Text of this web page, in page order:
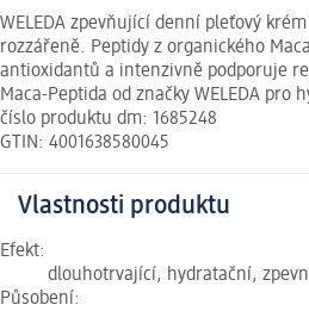
WELEDA zpevňující denní pleťový
rozzářeně. Peptidy z organického
antioxidantů a intenzivně podporuje
Maca-Peptida od značky WELEDA pro
číslo produktu dm: 1685248
GTIN: 4001638580045
Vlastnosti produktu
Efekt:
dlouhotrvající, hydratační,
Působení: